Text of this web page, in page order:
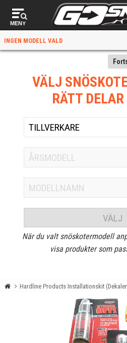
MENY
INGEN MODELL VALD
VÄLJ
RÄTT
VÄLJ
När du valt snöskotermodell
visa produkter som
Hardline Products Installationskit